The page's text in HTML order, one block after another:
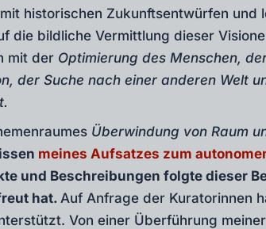
historischen Zukunftsentwürfen und
die bildliche Vermittlung dieser
mit der Optimierung des Menschen,
der Suche nach einer anderen Welt
Überwindung von Raum
meines Aufsatzes zum
und Beschreibungen folgte dieser
hat. Auf Anfrage der Kuratorinnen
Von einer Überführung